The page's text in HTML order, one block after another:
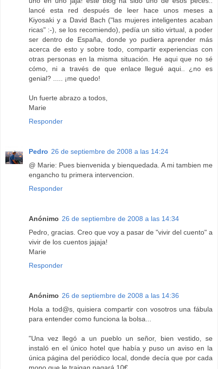
lancé esta red después de leer hace unos meses a
Kiyosaki y a David Bach ("las mujeres inteligentes acaban
ricas" :-), se los recomiendo), pedía un sitio virtual, a poder
ser dentro de España, donde yo pudiera aprender más
acerca de esto y sobre todo, compartir experiencias con
otras personas en la misma situación. He aqui que no sé
cómo, ni a través de que enlace llegué aqui.. ¿no es
genial? ..... ¡me quedo!
Un fuerte abrazo a todos,
Marie
Responder
Pedro 26 de septiembre de 2008 a las 14:24
@ Marie: Pues bienvenida y bienquedada. A mi tambien me
engancho tu primera intervencion.
Responder
Anónimo 26 de septiembre de 2008 a las 14:34
Pedro, gracias. Creo que voy a pasar de "vivir del cuento" a
vivir de los cuentos jajaja!
Marie
Responder
Anónimo 26 de septiembre de 2008 a las 14:36
Hola a tod@s, quisiera compartir con vosotros una fábula
para entender como funciona la bolsa...
"Una vez llegó a un pueblo un señor, bien vestido, se
instaló en el único hotel que había y puso un aviso en la
única página del periódico local, donde decía que por cada